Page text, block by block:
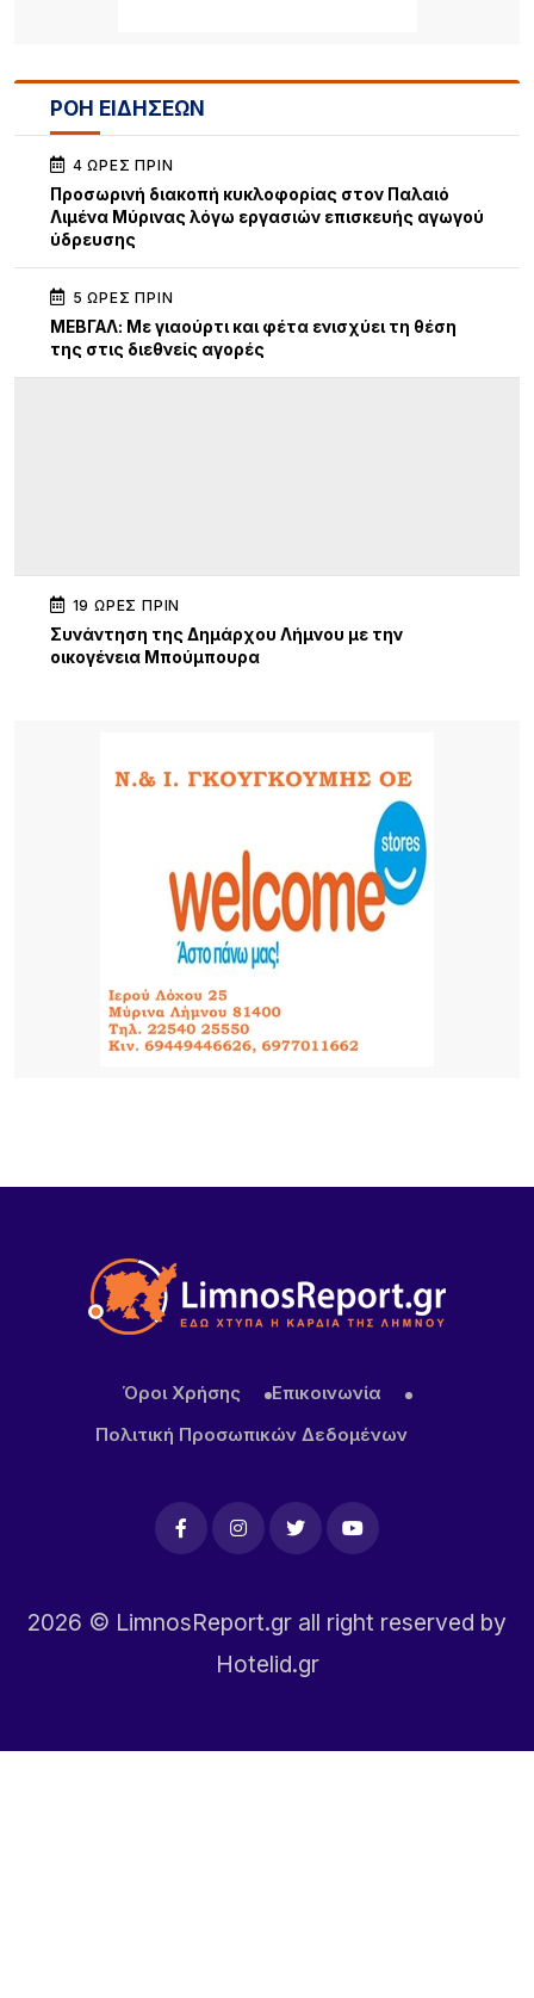
ΡΟΗ ΕΙΔΗΣΕΩΝ
4 ΏΡΕΣ ΠΡΙΝ
Προσωρινή διακοπή κυκλοφορίας στον Παλαιό
Λιμένα Μύρινας λόγω εργασιών επισκευής αγωγού
ύδρευσης
5 ΏΡΕΣ ΠΡΙΝ
ΜΕΒΓΑΛ: Με γιαούρτι και φέτα ενισχύει τη θέση
της στις διεθνείς αγορές
19 ΏΡΕΣ ΠΡΙΝ
Συνάντηση της Δημάρχου Λήμνου με την
οικογένεια Μπούμπουρα
συνεργασίες και διακρίσεις
«Όταν η Αγάπη Πλημμυρίζει την Πόλη»: Συναυλία
ελπίδας, πίστης και προσφοράς από την Ιερά
Μητρόπολη Λήμνου
1 ΗΜΈΡΑ ΠΡΙΝ
Εθελοντές ένωσαν τις δυνάμεις τους για μια
καθαρότερη Αγία Βαρβάρα στη Λήμνο
Όροι Χρήσης
Επικοινωνία
Πολιτική Προσωπικών Δεδομένων
2026 © LimnosReport.gr all right reserved by
Hotelid.gr